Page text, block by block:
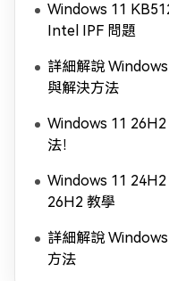
Windows 11
Intel IPF 問題
詳細解說
與解決方法
Windows 11
法！
Windows 11
26H2 教學
詳細解說
方法